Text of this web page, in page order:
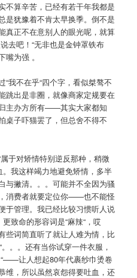
不算辛苦，已经有若干年我都是
是犹豫着不肯太早换季。倒不是
真正不在意别人的眼光呢，就算
去吧！“无非也是金钟罩铁布
为强 。
我不在乎“四个字，看似桀骜不
跳出是非圈，就像商家定规要在
主办方所有——其实大家都知
桌子吓猫罢了，但总舍不得不
于对矫情特别逆反那种，稍微
我这样竭力地避免矫情，多半
与撇清。。。可能并不全因为骚
消费者就要定位你——也不能怪
于管理。我已经比较习惯听人说
致命的形容词是“麻辣“，哎
些词简直听了就让人难为情，比
。。。还有当你试穿一件衣服，
让人想起80年代裹纱巾烫卷
维，所以虽然哀怨得要吐血，还